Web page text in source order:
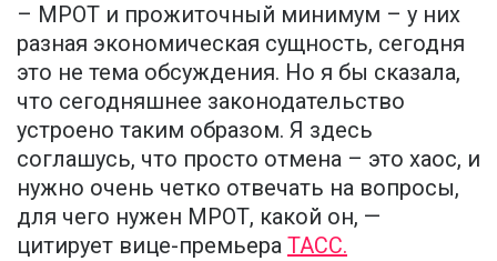
– МРОТ и прожиточный минимум – у них
разная экономическая сущность, сегодня
это не тема обсуждения. Но я бы сказала,
что сегодняшнее законодательство
устроено таким образом. Я здесь
соглашусь, что просто отмена – это хаос, и
нужно очень четко отвечать на вопросы,
для чего нужен МРОТ, какой он, —
цитирует вице-премьера ТАСС.